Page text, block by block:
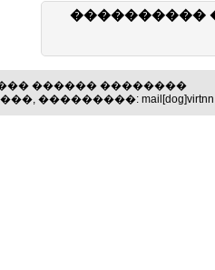
����������
������ ��������
���������: